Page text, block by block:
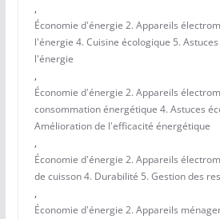
,
Économie d'énergie 2. Appareils
l'énergie 4. Cuisine écologique 5.
l'énergie
,
Économie d'énergie 2. Appareils
consommation énergétique 4. Astuces
Amélioration de l'efficacité énergétique
,
Économie d'énergie 2. Appareils
de cuisson 4. Durabilité 5. Gestion des
,
Économie d'énergie 2. Appareils